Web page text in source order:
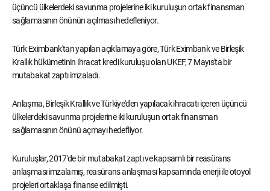
üçüncü ülkelerdeki savunma projelerine iki kuruluşun ortak finansman
sağlamasının önünün açılması hedefleniyor.
Türk Eximbank'tan yapılan açıklamaya göre, Türk Eximbank ve Birleşik
Krallık hükümetinin ihracat kredi kuruluşu olan UKEF, 7 Mayıs'ta bir
mutabakat zaptı imzaladı.
Anlaşma, Birleşik Krallık ve Türkiye'den yapılacak ihracatı içeren üçüncü
ülkelerdeki savunma projelerine iki kuruluşun ortak finansman
sağlamasının önünü açmayı hedefliyor.
Kuruluşlar, 2017'de bir mutabakat zaptı ve kapsamlı bir reasürans
anlaşması imzalamış, reasürans anlaşması kapsamında enerji ile otoyol
projeleri ortaklaşa finanse edilmişti.